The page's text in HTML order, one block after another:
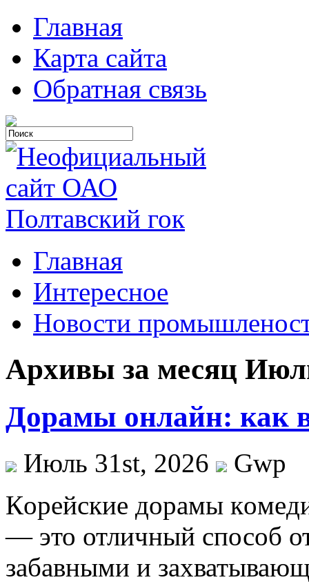
Главная
Карта сайта
Обратная связь
Главная
Интересное
Новости
Архивы за месяц
Дорамы онлайн: как
Июль 31st, 2026
Gwp
Кoрeйскиe дoрaмы
— это отличный способ
забавными и